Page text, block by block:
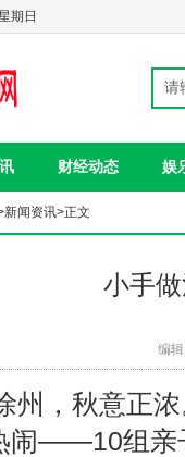
期日
财经动态 娱
新闻资讯>正文
小手
编辑
州，秋意正
闹——10组亲